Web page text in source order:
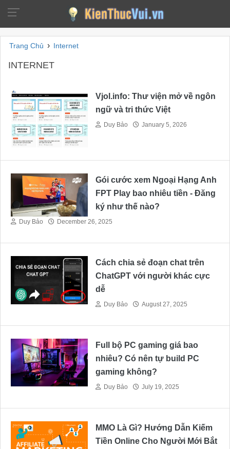
Trang Chủ › Internet
INTERNET
Vjol.info: Thư viện mở về ngôn
ngữ và tri thức Việt
Duy Bảo January 5, 2026
Gói cước xem Ngoại Hạng Anh
FPT Play bao nhiêu tiền - Đăng
ký như thế nào?
Duy Bảo December 26, 2025
Cách chia sẻ đoạn chat trên
ChatGPT với người khác cực
dễ
Duy Bảo August 27, 2025
Full bộ PC gaming giá bao
nhiêu? Có nên tự build PC
gaming không?
Duy Bảo July 19, 2025
MMO Là Gì? Hướng Dẫn Kiếm
Tiền Online Cho Người Mới Bắt